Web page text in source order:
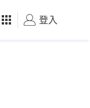
好食玩飛
登入